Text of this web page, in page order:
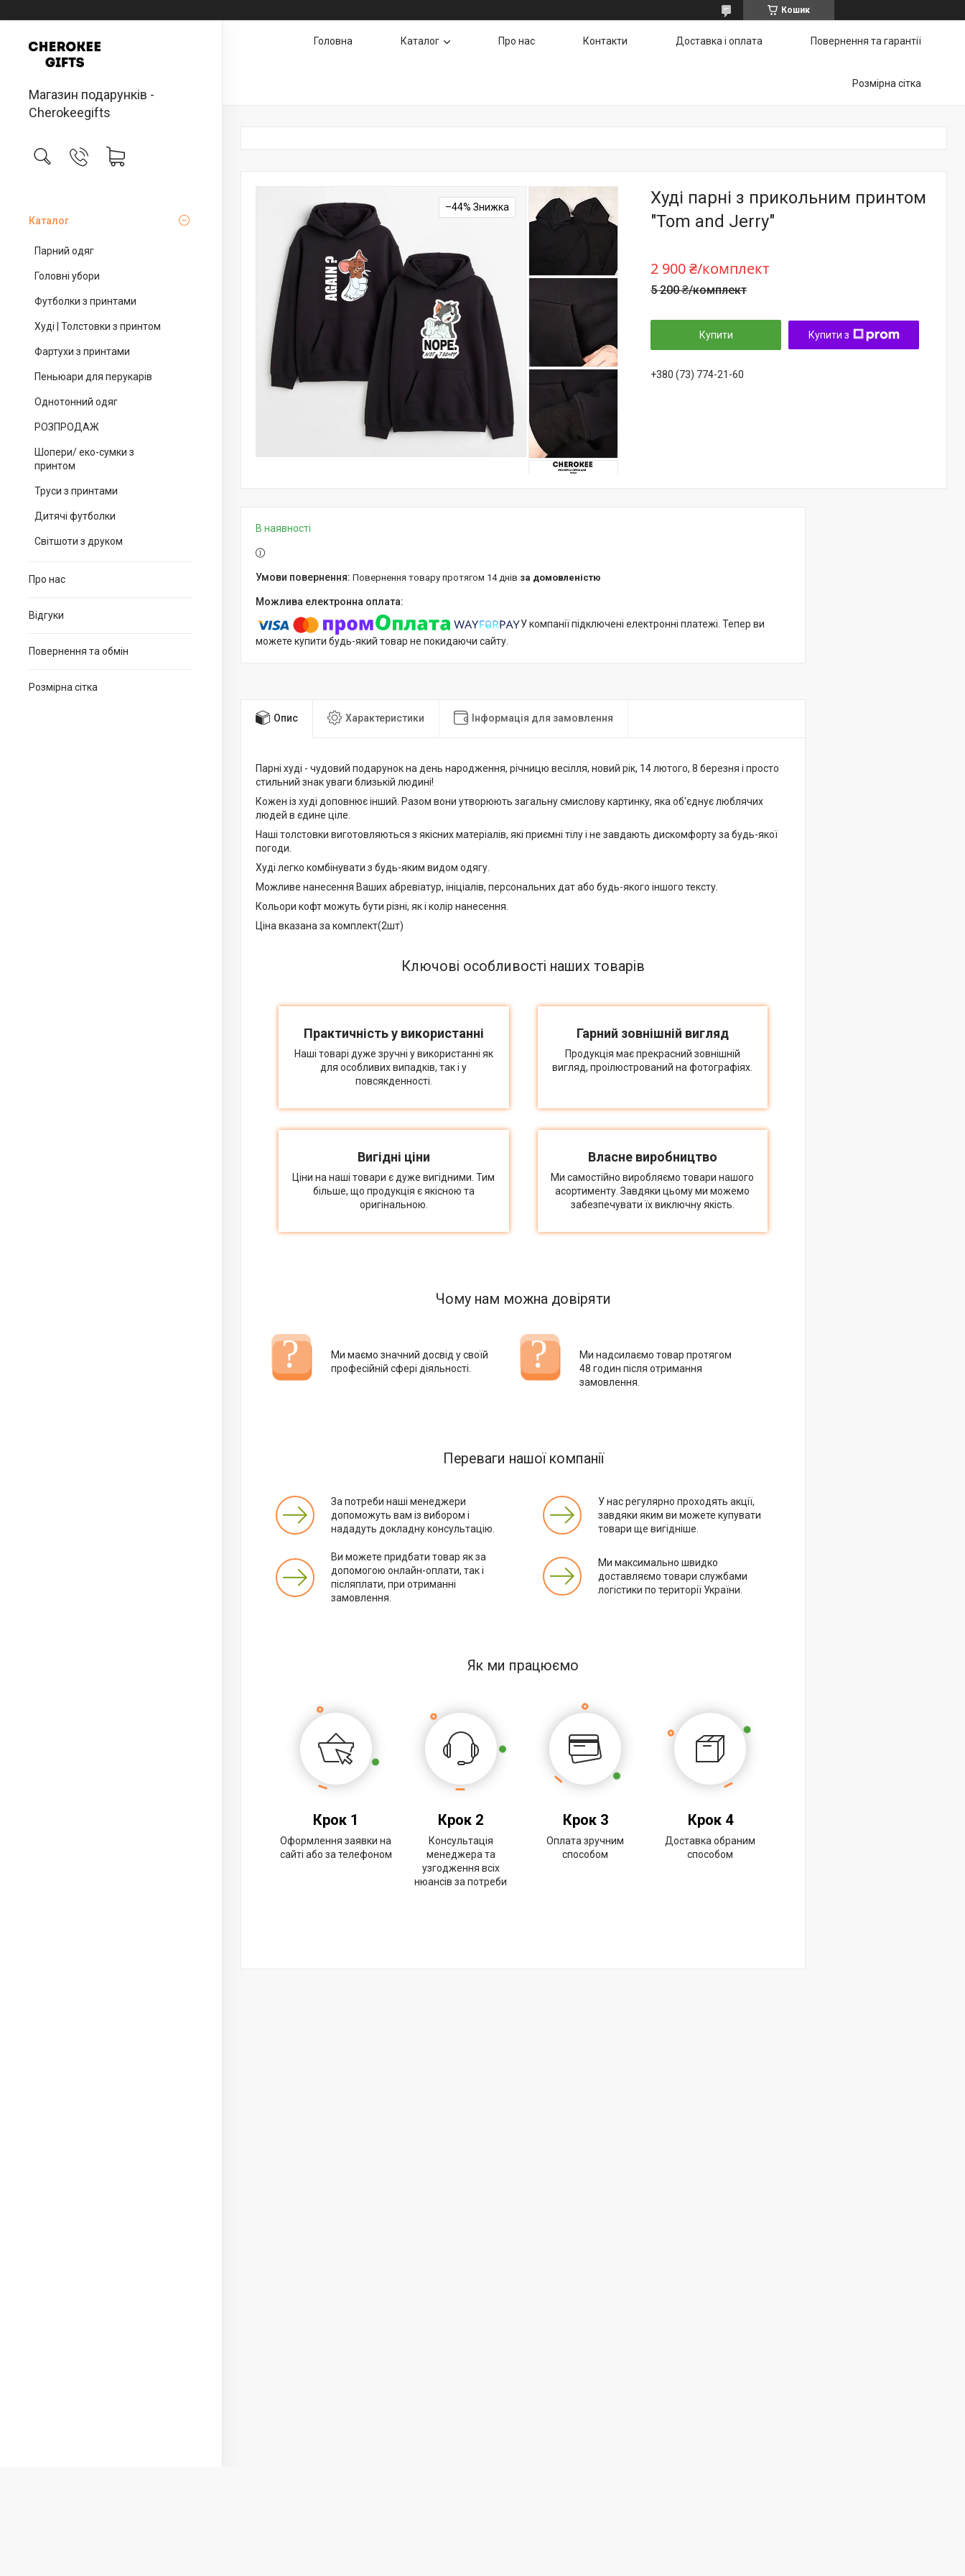
Кошик
Магазин подарунків -
Cherokeegifts
Каталог
Парний одяг
Головні убори
Футболки з принтами
Худі | Толстовки з принтом
Фартухи з принтами
Пеньюари для перукарів
Однотонний одяг
РОЗПРОДАЖ
Шопери/ еко-сумки з
принтом
Труси з принтами
Дитячі футболки
Світшоти з друком
Про нас
Відгуки
Повернення та обмін
Розмірна сітка
Головна Каталог Про нас Контакти Доставка і оплата Повернення та гарантії
Розмірна сітка
–44%
Худі парні з прикольним принтом
"Tom and Jerry"
5 200 ₴/комплект
2 900 ₴/комплект
Купити Купити з
+380 (73) 774-21-60
В наявності
повернення товару протягом 14 днів за домовленістю
У компанії підключені електронні платежі. Тепер ви
можете купити будь-який товар не покидаючи сайту.
Опис Характеристики Інформація для замовлення
Парні худі - чудовий подарунок на день народження, річницю весілля, новий рік, 14 лютого, 8 березня і просто
стильний знак уваги близькій людині!
Кожен із худі доповнює інший. Разом вони утворюють загальну смислову картинку, яка об'єднує люблячих
людей в єдине ціле.
Наші толстовки виготовляються з якісних матеріалів, які приємні тілу і не завдають дискомфорту за будь-якої
погоди.
Худі легко комбінувати з будь-яким видом одягу.
Можливе нанесення Ваших абревіатур, ініціалів, персональних дат або будь-якого іншого тексту.
Кольори кофт можуть бути різні, як і колір нанесення.
Ціна вказана за комплект(2шт)
Ключові особливості наших товарів
Практичність у використанні
Наші товарі дуже зручні у використанні як
для особливих випадків, так і у
повсякденності.
Гарний зовнішній вигляд
Продукція має прекрасний зовнішній
вигляд, проілюстрований на фотографіях.
Вигідні ціни
Ціни на наші товари є дуже вигідними. Тим
більше, що продукція є якісною та
оригінальною.
Власне виробництво
Ми самостійно виробляємо товари нашого
асортименту. Завдяки цьому ми можемо
забезпечувати їх виключну якість.
Чому нам можна довіряти
Ми маємо значний досвід у своїй
професійній сфері діяльності.
Ми надсилаємо товар протягом
48 годин після отримання
замовлення.
Переваги нашої компанії
За потреби наші менеджери
допоможуть вам із вибором і
нададуть докладну консультацію.
Ви можете придбати товар як за
допомогою онлайн-оплати, так і
післяплати, при отриманні
замовлення.
У нас регулярно проходять акції,
завдяки яким ви можете купувати
товари ще вигідніше.
Ми максимально швидко
доставляємо товари службами
логістики по території України.
Як ми працюємо
Крок 1
Оформлення заявки на
сайті або за телефоном
Крок 2
Консультація
менеджера та
узгодження всіх
нюансів за потреби
Крок 3
Оплата зручним
способом
Крок 4
Доставка обраним
способом